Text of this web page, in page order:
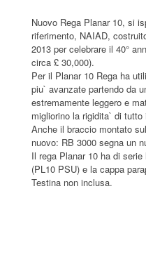
Nuovo Rega Planar 10, si
riferimento, NAIAD,
2013 per celebrare il 40°
circa £ 30,000).
Per il Planar 10 Rega ha
piu` avanzate partendo da
estremamente leggero e
migliorino la rigidita` di tutto
Anche il braccio montato
nuovo: RB 3000 segna un
Il rega Planar 10 ha di
(PL10 PSU) e la cappa
Testina non inclusa.